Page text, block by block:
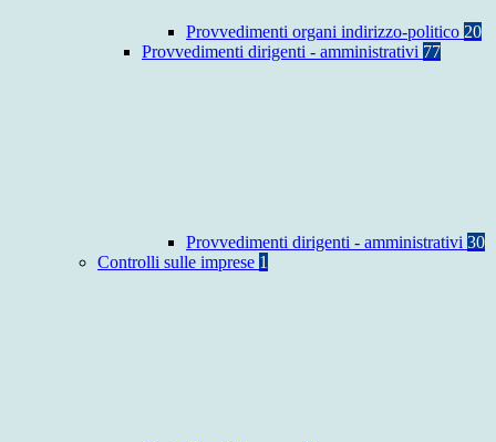
Provvedimenti organi indirizzo-politico 20
Provvedimenti dirigenti - amministrativi 77
Provvedimenti dirigenti - amministrativi 30
Controlli sulle imprese 1